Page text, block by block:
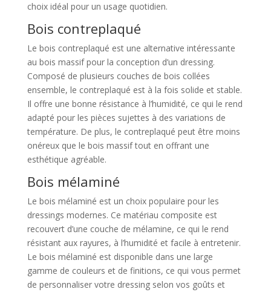
choix idéal pour un usage quotidien.
Bois contreplaqué
Le bois contreplaqué est une alternative intéressante
au bois massif pour la conception d’un dressing.
Composé de plusieurs couches de bois collées
ensemble, le contreplaqué est à la fois solide et stable.
Il offre une bonne résistance à l’humidité, ce qui le rend
adapté pour les pièces sujettes à des variations de
température. De plus, le contreplaqué peut être moins
onéreux que le bois massif tout en offrant une
esthétique agréable.
Bois mélaminé
Le bois mélaminé est un choix populaire pour les
dressings modernes. Ce matériau composite est
recouvert d’une couche de mélamine, ce qui le rend
résistant aux rayures, à l’humidité et facile à entretenir.
Le bois mélaminé est disponible dans une large
gamme de couleurs et de finitions, ce qui vous permet
de personnaliser votre dressing selon vos goûts et